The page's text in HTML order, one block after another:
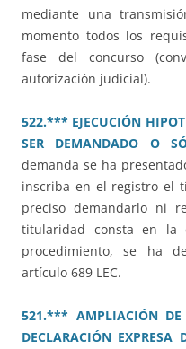
mediante una
momento todos los
fase del concurso
autorización judicial).
522.*** EJECUCIÓN
SER DEMANDADO O
demanda se ha
inscriba en el registro el
preciso demandarlo ni
titularidad consta en la
procedimiento, se ha
artículo 689 LEC.
521.*** AMPLIACIÓN DE
DECLARACIÓN